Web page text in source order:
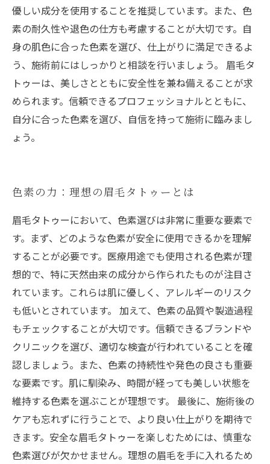
優しい成分を使用することを推奨しています。また、色
素の耐久性や退色の仕方も考慮することが大切です。自
身の肌色に合った色素を選び、仕上がりに満足できるよ
う、施術前にはしっかりと相談を行いましょう。 眉毛タ
トゥーは、美しさとともに安全性を兼ね備えることが求
められます。信頼できるプロフェッショナルとともに、
自分に合った色素を選び、自信を持って施術に臨みまし
ょう。
色素の力：理想の眉毛タトゥーとは
眉毛タトゥーにおいて、色素選びは非常に重要な要素で
す。まず、どのような色素が安全に使用できるかを理解
することが必要です。医療用途でも使用される色素が理
想的で、特に天然由来の成分から作られたものが注目さ
れています。これらは肌に優しく、アレルギーのリスク
も低いとされています。 加えて、色素の品質や製造過程
もチェックすることが大切です。信頼できるブランドや
クリニックを選び、適切な検査が行われていることを確
認しましょう。また、色素の持続性や発色の良さも重要
な要素です。肌に馴染み、時間が経っても美しい状態を
維持する色素を選ぶことが理想です。 最後に、施術後の
ケアも忘れずに行うことで、より良い仕上がりを期待で
きます。安全な眉毛タトゥーを楽しむためには、慎重な
色素選びが欠かせません。理想の眉毛を手に入れるため